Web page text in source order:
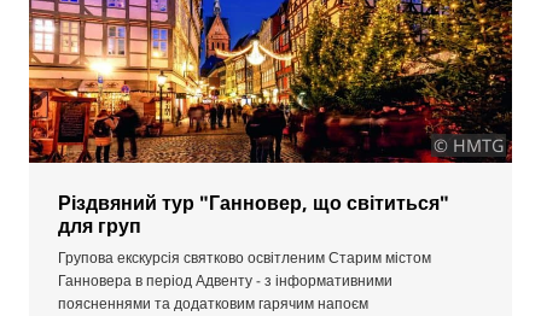
© HMTG
Різдвяний тур "Ганновер, що світиться"
для груп
Групова екскурсія святково освітленим Старим містом
Ганновера в період Адвенту - з інформативними
поясненнями та додатковим гарячим напоєм